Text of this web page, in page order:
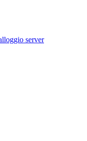
server